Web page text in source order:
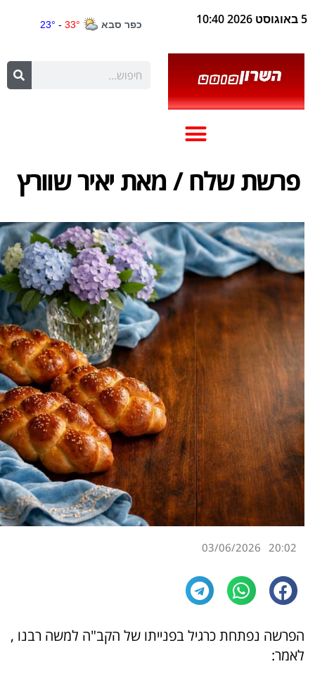
5 באוגוסט 2026 10:40
פרשת שלח / מאת יאיר שוורץ
20:02
03/06/2026
הפרשה נפתחת כרגיל בפנייתו של הקב"ה למשה רבנו ,
לאמר: